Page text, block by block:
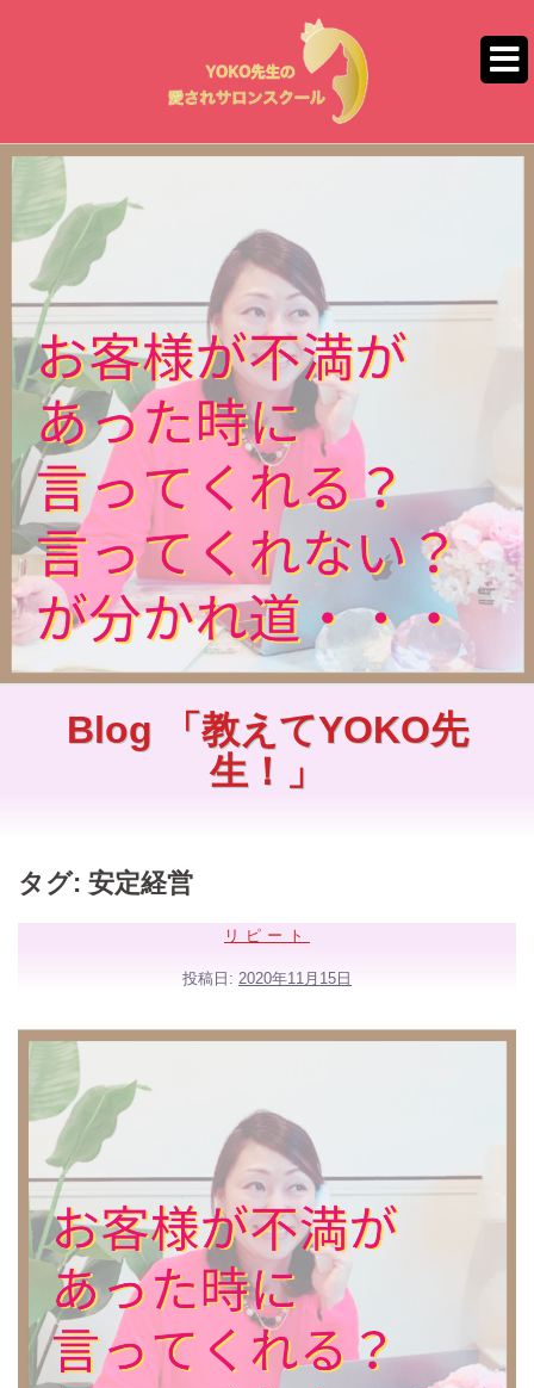
ツ
キ
プ
Blog 「教えてYOKO先
生！」
タグ: 安定経営
リピート
投稿日: 2020年11月15日